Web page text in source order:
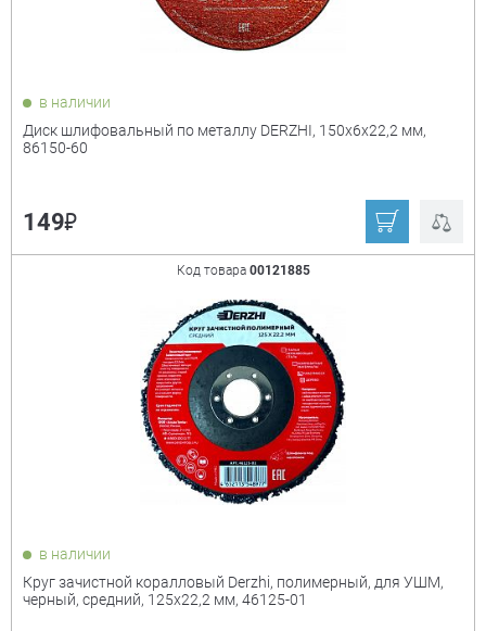
в наличии
Диск шлифовальный по металлу DERZHI, 150x6x22,2 мм,
86150-60
149₽
Код товара 00121885
в наличии
Круг зачистной коралловый Derzhi, полимерный, для УШМ,
черный, средний, 125x22,2 мм, 46125-01